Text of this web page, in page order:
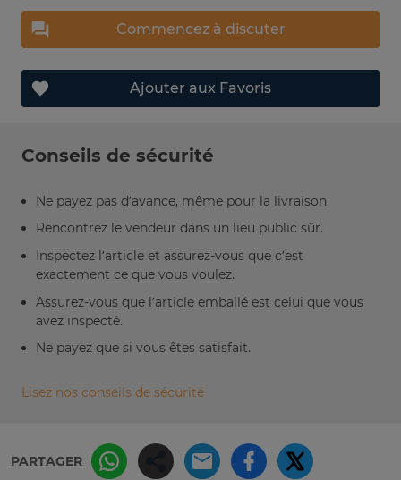
Commencez à discuter
Ajouter aux Favoris
Conseils de sécurité
Ne payez pas d’avance, même pour la livraison.
Rencontrez le vendeur dans un lieu public sûr.
Inspectez l’article et assurez-vous que c’est
exactement ce que vous voulez.
Assurez-vous que l’article emballé est celui que vous
avez inspecté.
Ne payez que si vous êtes satisfait.
Lisez nos conseils de sécurité
PARTAGER